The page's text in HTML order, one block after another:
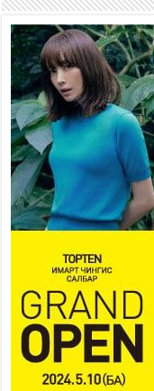
төвийн ажиллах
мэдээлэхийг үүрэг
2026 оны 7 сар 21 / 11 цаг 59
Гэр
хянан
хангахыг баталгаажууллаа
2026 оны 7 сар 21 / 11 цаг 42
оруулж
2026 оны 7 сар 21 / 10 цаг 15
НИЙСЛЭЛ, АЙМГИЙН
АЖЛЫГ ХҮНД СУРТЛЫГ
АЖ АХУЙН НЭГЖИЙН
ХӨНГӨЛСНӨӨР ДҮГНЭНЭ
2026 оны 7 сар 21 / 10 цаг 09
Байнгын хорооны дарга